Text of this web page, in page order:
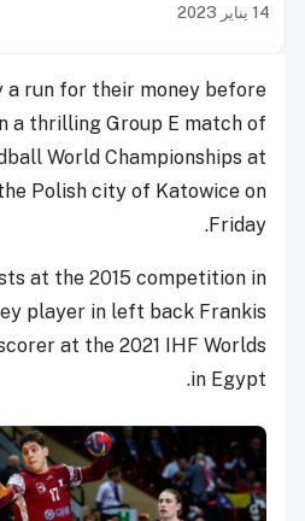
14 يناير 2023
a run for their money before
a thrilling Group E match of
World Championships at
Polish city of Katowice on
Friday.
at the 2015 competition in
player in left back Frankis
at the 2021 IHF Worlds
in Egypt.